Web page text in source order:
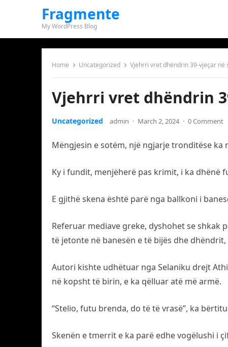
Fragmente
My WordPress Blog
Home Uncategorized Vjehrri vret dhëndrin 39-vjeçar në
Vjehrri vret dhëndrin
Uncategorized admin · March 2, 2024 · 0 Comment
Mëngjesin e sotëm, një ngjarje tronditëse
Ky i fundit, menjëherë pas krimit, i ka dhënë
E gjithë skena është parë nga ballkoni i
Referuar mediave greke, dyshohet se
të jetonte në banesën e të bijës dhe
Autori kishte udhëtuar nga Selaniku drejt
në kopsht të birin, e ka qëlluar atë më armë.
“Stelio, futu brenda, do të të vrasë”, ka
Skenën e tmerrit e ka parë edhe vogëlushi i